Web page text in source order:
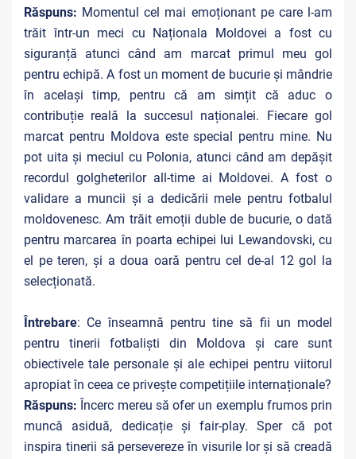
Răspuns: Momentul cel mai emoționant pe care l-am
trăit într-un meci cu Naționala Moldovei a fost cu
siguranță atunci când am marcat primul meu gol
pentru echipă. A fost un moment de bucurie și mândrie
în același timp, pentru că am simțit că aduc o
contribuție reală la succesul naționalei. Fiecare gol
marcat pentru Moldova este special pentru mine. Nu
pot uita și meciul cu Polonia, atunci când am depășit
recordul golgheterilor all-time ai Moldovei. A fost o
validare a muncii și a dedicării mele pentru fotbalul
moldovenesc. Am trăit emoții duble de bucurie, o dată
pentru marcarea în poarta echipei lui Lewandovski, cu
el pe teren, și a doua oară pentru cel de-al 12 gol la
selecționată.
Întrebare: Ce înseamnă pentru tine să fii un model
pentru tinerii fotbaliști din Moldova și care sunt
obiectivele tale personale și ale echipei pentru viitorul
apropiat în ceea ce privește competițiile internaționale?
Răspuns: Încerc mereu să ofer un exemplu frumos prin
muncă asiduă, dedicație și fair-play. Sper că pot
inspira tinerii să persevereze în visurile lor și să creadă